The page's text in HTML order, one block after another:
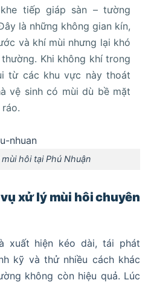
tiếp giáp sàn – tường
là những không gian kín,
và khí mùi nhưng lại khó
Khi không khí trong
từ các khu vực này thoát
vệ sinh có mùi dù bề mặt
hôi tại Phú Nhuận
xử lý mùi hôi chuyên
xuất hiện kéo dài, tái phát
kỹ và thử nhiều cách khác
không còn hiệu quả. Lúc